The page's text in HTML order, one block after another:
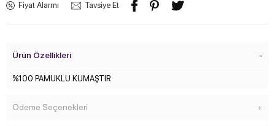
Fiyat Alarmı Tavsiye Et
Ürün Özellikleri
%100 PAMUKLU KUMAŞTIR
Ödeme Seçenekleri